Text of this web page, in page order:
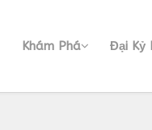
Khám Phá Đại Kỷ